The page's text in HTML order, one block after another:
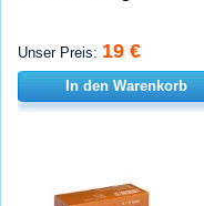
Unser Preis: 19 €
In den Warenkorb